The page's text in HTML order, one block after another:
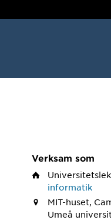
Verksam som
informatik
MIT-huset,
Umeå